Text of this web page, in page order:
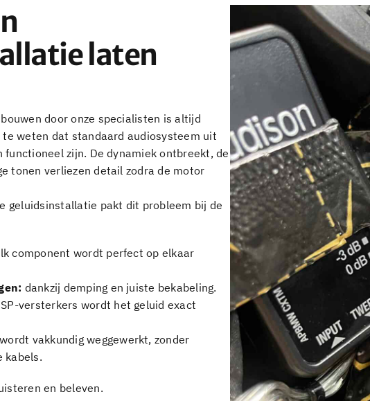
laten
door onze specialisten is altijd
weten dat standaard audiosysteem uit
zijn. De dynamiek ontbreekt, de
tonen verliezen detail zodra de motor
geluidsinstallatie pakt dit probleem bij de
component wordt perfect op elkaar
dankzij demping en juiste bekabeling.
versterkers wordt het geluid exact
vakkundig weggewerkt, zonder
kabels.
en beleven.